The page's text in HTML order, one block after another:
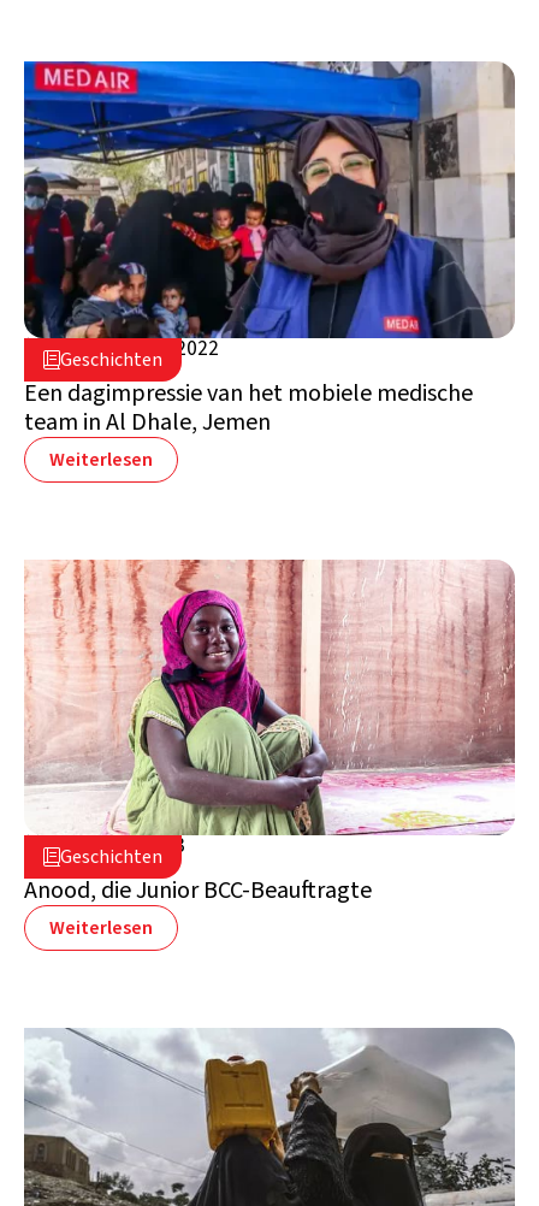
Geschichten
19. September 2022
Jemen
Een dagimpressie van het mobiele medische
team in Al Dhale, Jemen
Weiterlesen
Geschichten
29. August 2023
Jemen
Anood, die Junior BCC-Beauftragte
Weiterlesen